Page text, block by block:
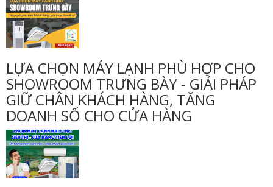
LỰA CHỌN MÁY LẠNH PHÙ HỢP CHO
SHOWROOM TRƯNG BÀY - GIẢI PHÁP
GIỮ CHÂN KHÁCH HÀNG, TĂNG
DOANH SỐ CHO CỬA HÀNG